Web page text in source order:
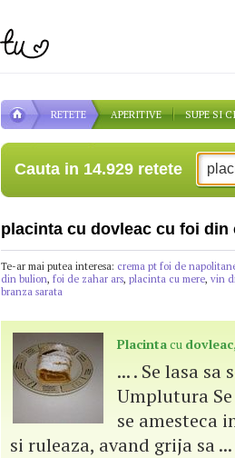
RETETE APERITIVE SUPE SI
Cauta in 14.929 retete
placinta cu dovleac cu foi din
Te-ar mai putea interesa: crema pt foi de
din bulion, foi de zahar ars, placinta cu mere, vin
branza sarata
Placintacu dovleac
... . Se lasa
Umplutura
se amesteca
si ruleaza, avand grija sa ...